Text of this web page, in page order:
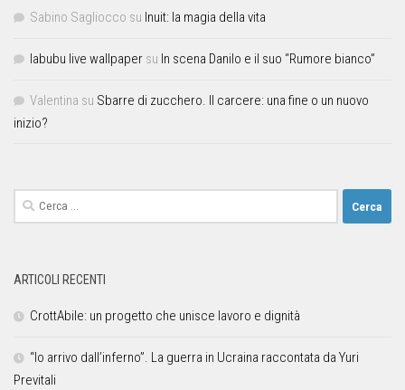
Sabino Sagliocco su Inuit: la magia della vita
labubu live wallpaper su In scena Danilo e il suo “Rumore bianco”
Valentina su Sbarre di zucchero. Il carcere: una fine o un nuovo
inizio?
ARTICOLI RECENTI
CrottAbile: un progetto che unisce lavoro e dignità
“Io arrivo dall’inferno”. La guerra in Ucraina raccontata da Yuri
Previtali